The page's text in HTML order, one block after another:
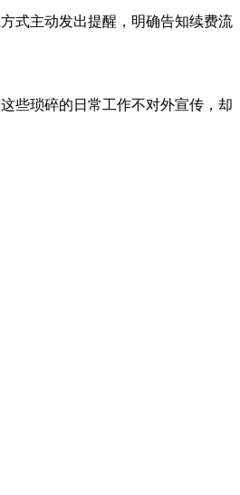
式主动发出提醒，明确告知续费流
些琐碎的日常工作不对外宣传，却